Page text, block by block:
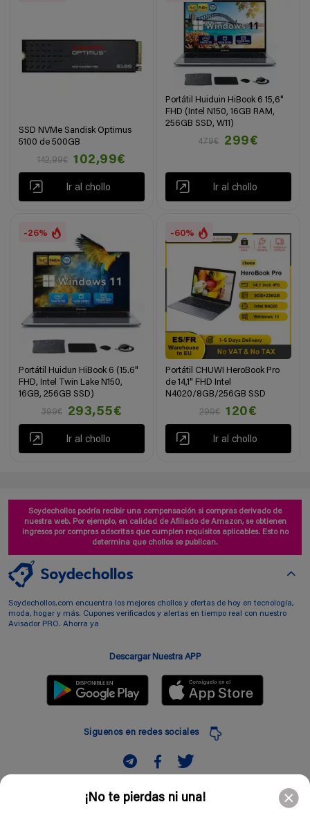
¡No te pierdas ni una!
SSD NVMe Sandisk Optimus
5100 de 500GB
142,99€
102,99€
Ir al chollo
Portátil Huiduin HiBook 6 15,6"
FHD (Intel N150, 16GB RAM,
256GB SSD, W11)
479€
299€
Ir al chollo
-26%
Portátil Huidun HiBook 6 (15.6"
FHD, Intel Twin Lake N150,
16GB, 256GB SSD)
399€
293,55€
Ir al chollo
-60%
Portátil CHUWI HeroBook Pro
de 14,1" FHD Intel
N4020/8GB/256GB SSD
299€
120€
Ir al chollo
Soydechollos podría recibir una compensación si compras derivado de
nuestra web. Por ejemplo, en calidad de Afiliado de Amazon, se obtienen
ingresos por compras adscritas que cumplen requisitos aplicables. Esto no
determina que chollos se publican.
Soydechollos.com encuentra los mejores chollos y ofertas de hoy en tecnología,
moda, hogar y más. Cupones verificados y alertas en tiempo real con nuestro
Avisador PRO. Ahorra ya
Descargar Nuestra APP
Siguenos en redes sociales
Suscribir